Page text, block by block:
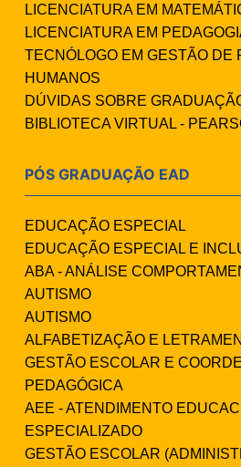
LICENCIATURA EM
LICENCIATURA EM
TECNÓLOGO EM GESTÃO DE
HUMANOS
DÚVIDAS SOBRE
BIBLIOTECA VIRTUAL -
PÓS GRADUAÇÃO EAD
EDUCAÇÃO ESPECIAL
EDUCAÇÃO ESPECIAL E
ABA - ANÁLISE
AUTISMO
AUTISMO
ALFABETIZAÇÃO E
GESTÃO ESCOLAR E
PEDAGÓGICA
AEE - ATENDIMENTO
ESPECIALIZADO
GESTÃO ESCOLAR